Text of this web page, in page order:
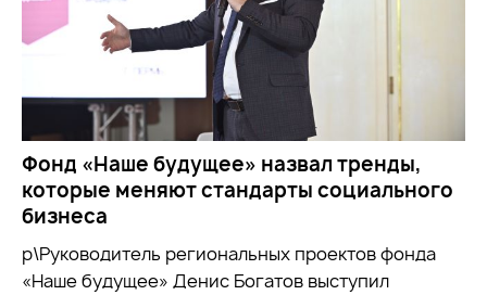
Фонд «Наше будущее» назвал тренды,
которые меняют стандарты социального
бизнеса
р\Руководитель региональных проектов фонда
«Наше будущее» Денис Богатов выступил